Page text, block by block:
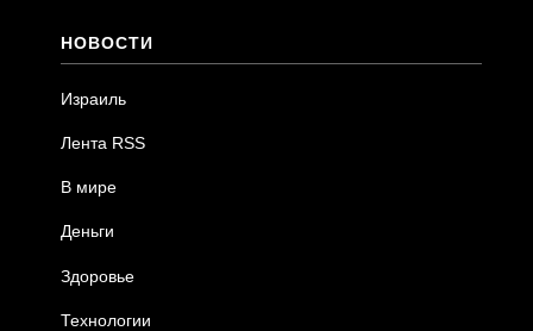
НОВОСТИ
Израиль
Лента RSS
В мире
Деньги
Здоровье
Технологии